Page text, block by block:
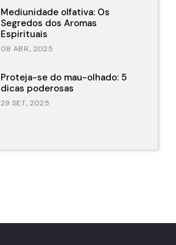
Mediunidade olfativa: Os
Segredos dos Aromas
Espirituais
08 ABR., 2025
Proteja-se do mau-olhado: 5
dicas poderosas
29 SET., 2025